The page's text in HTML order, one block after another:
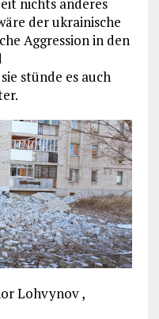
der ukrainische
Aggression in den
stünde es auch
Lohvynov ,